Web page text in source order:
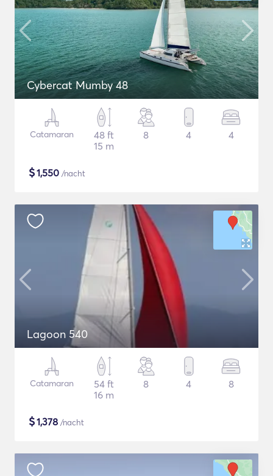
Cybercat Mumby 48
Catamaran
48 ft
15 m
8 4 4
$1,550 /nacht
Lagoon 540
Catamaran
54 ft
16 m
8 4 8
$1,378 /nacht